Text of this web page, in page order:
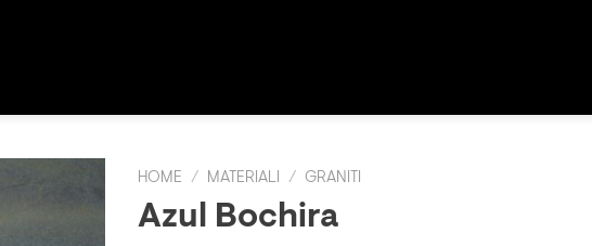
HOME / MATERIALI / GRANITI
Azul Bochira